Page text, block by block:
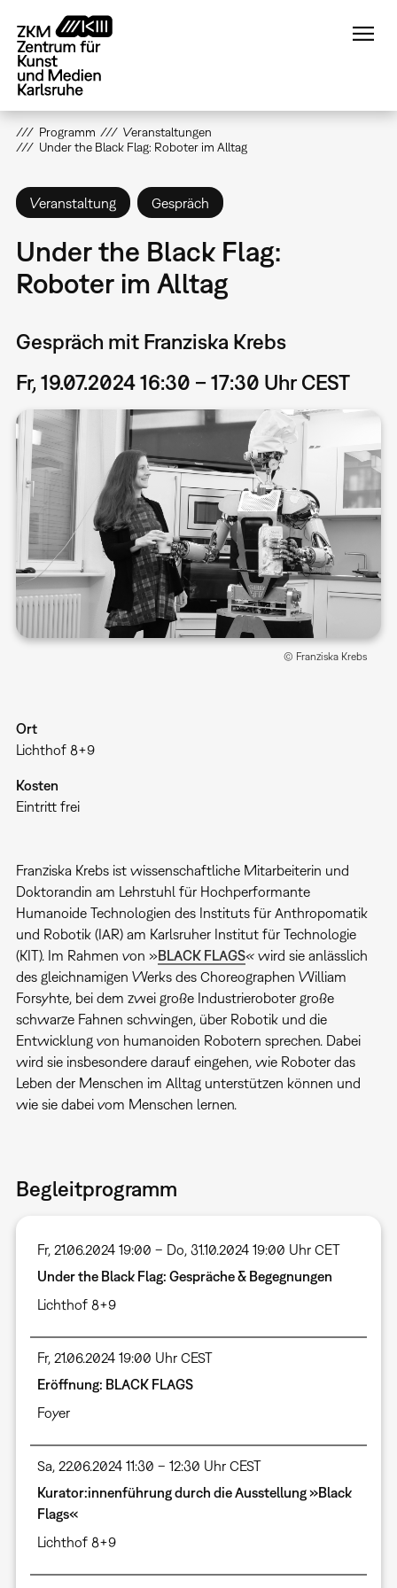
zum
Inhalt
Programm
Veranstaltungen
Under the Black Flag: Roboter im Alltag
Veranstaltung Gespräch
Under the Black Flag:
Roboter im Alltag
Gespräch mit Franziska Krebs
Fr, 19.07.2024 16:30 – 17:30 Uhr CEST
© Franziska Krebs
Ort
Lichthof 8+9
Kosten
Eintritt frei
Franziska Krebs ist wissenschaftliche Mitarbeiterin und
Doktorandin am Lehrstuhl für Hochperformante
Humanoide Technologien des Instituts für Anthropomatik
und Robotik (IAR) am Karlsruher Institut für Technologie
(KIT). Im Rahmen von »BLACK FLAGS«wird sie anlässlich
des gleichnamigen Werks des Choreographen William
Forsyhte, bei dem zwei große Industrieroboter große
schwarze Fahnen schwingen, über Robotik und die
Entwicklung von humanoiden Robotern sprechen. Dabei
wird sie insbesondere darauf eingehen, wie Roboter das
Leben der Menschen im Alltag unterstützen können und
wie sie dabei vom Menschen lernen.
Begleitprogramm
Fr, 21.06.2024 19:00 – Do, 31.10.2024 19:00 Uhr CET
Under the Black Flag: Gespräche & Begegnungen
Lichthof 8+9
Fr, 21.06.2024 19:00 Uhr CEST
Eröffnung: BLACK FLAGS
Foyer
Sa, 22.06.2024 11:30 – 12:30 Uhr CEST
Kurator:innenführung durch die Ausstellung »Black
Flags«
Lichthof 8+9